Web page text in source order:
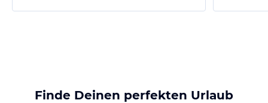
Finde Deinen perfekten Urlaub